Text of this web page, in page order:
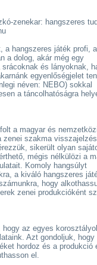
zenekar: hangszeres
a hangszeres játék profi,
a dolog, akár még egy
és lányoknak,
egyenlőségjelet
néven: NEBO) sokkal
a táncolhatóságra
a magyar és
zenei szakma
sikerült olyan
mégis nélkülözi a
Komoly hangsúlyt
a kiváló hangszeres
hogy
zenei produkcióként
az egyes
Azt gondoljuk, hogy
hordoz és a produkció
el.